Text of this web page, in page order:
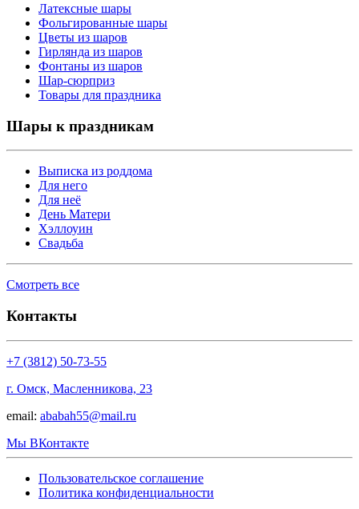
Латексные шары
Фольгированные шары
Цветы из шаров
Гирлянда из шаров
Фонтаны из шаров
Шар-сюрприз
Товары для праздника
Шары к праздникам
Выписка из роддома
Для него
Для неё
День Матери
Хэллоуин
Свадьба
Смотреть все
Контакты
+7 (3812) 50-73-55
г. Омск, Масленникова, 23
email: ababah55@mail.ru
Мы ВКонтакте
Пользовательское соглашение
Политика конфиденциальности